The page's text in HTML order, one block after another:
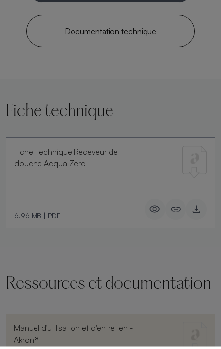
Documentation technique
Fiche technique
Fiche Technique Receveur de
douche Acqua Zero
6.96 MB | PDF
Ressources et documentation
Manuel d'utilisation et d'entretien -
Akron®